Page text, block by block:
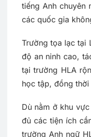
tiếng Anh chuyên
các quốc gia
Trường tọa lạc tại
độ an ninh cao,
tại trường HLA
học tập, đồng
Dù nằm ở khu
đủ các tiện ích
trường Anh ngữ